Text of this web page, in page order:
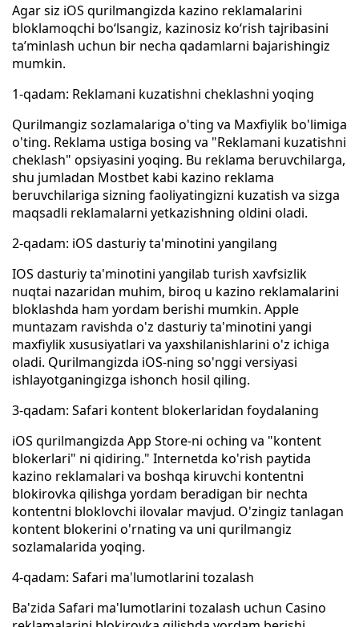
Agar siz iOS qurilmangizda kazino reklamalarini
bloklamoqchi boʻlsangiz, kazinosiz koʻrish tajribasini
taʼminlash uchun bir necha qadamlarni bajarishingiz
mumkin.
1-qadam: Reklamani kuzatishni cheklashni yoqing
Qurilmangiz sozlamalariga o'ting va Maxfiylik bo'limiga
o'ting. Reklama ustiga bosing va "Reklamani kuzatishni
cheklash" opsiyasini yoqing. Bu reklama beruvchilarga,
shu jumladan Mostbet kabi kazino reklama
beruvchilariga sizning faoliyatingizni kuzatish va sizga
maqsadli reklamalarni yetkazishning oldini oladi.
2-qadam: iOS dasturiy ta'minotini yangilang
IOS dasturiy ta'minotini yangilab turish xavfsizlik
nuqtai nazaridan muhim, biroq u kazino reklamalarini
bloklashda ham yordam berishi mumkin. Apple
muntazam ravishda o'z dasturiy ta'minotini yangi
maxfiylik xususiyatlari va yaxshilanishlarini o'z ichiga
oladi. Qurilmangizda iOS-ning so'nggi versiyasi
ishlayotganingizga ishonch hosil qiling.
3-qadam: Safari kontent blokerlaridan foydalaning
iOS qurilmangizda App Store-ni oching va "kontent
blokerlari" ni qidiring." Internetda ko'rish paytida
kazino reklamalari va boshqa kiruvchi kontentni
blokirovka qilishga yordam beradigan bir nechta
kontentni bloklovchi ilovalar mavjud. O'zingiz tanlagan
kontent blokerini o'rnating va uni qurilmangiz
sozlamalarida yoqing.
4-qadam: Safari ma'lumotlarini tozalash
Ba'zida Safari ma'lumotlarini tozalash uchun Casino